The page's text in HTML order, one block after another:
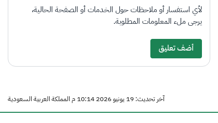
لأي استفسار أو ملاحظات حول الخدمات أو الصفحة الحالية،
يرجى ملء المعلومات المطلوبة.
أضف تعليق
آخر تحديث: 19 يونيو 2026 10:14 م المملكة العربية السعودية